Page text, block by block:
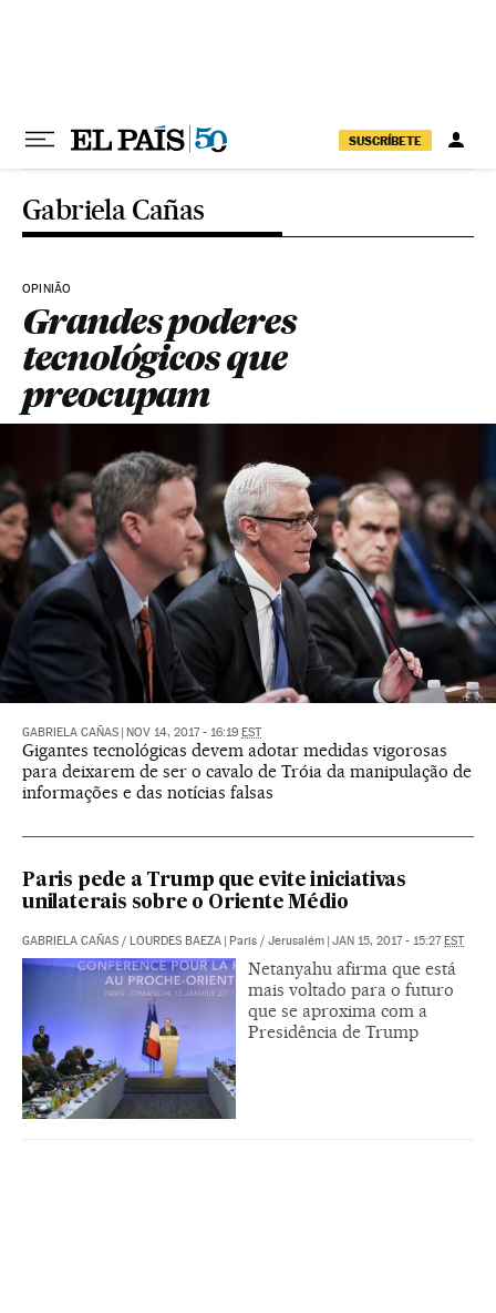
SUSCRÍBETE
Gabriela Cañas
OPINIÃO
Grandes poderes
tecnológicos que
preocupam
GABRIELA CAÑAS NOV 14, 2017 - 16:19 EST
Gigantes tecnológicas devem adotar medidas vigorosas
para deixarem de ser o cavalo de Tróia da manipulação de
informações e das notícias falsas
Paris pede a Trump que evite iniciativas
unilaterais sobre o Oriente Médio
GABRIELA CAÑAS / LOURDES BAEZA Paris / Jerusalém JAN 15, 2017 - 15:27 EST
Netanyahu afirma que está
mais voltado para o futuro
que se aproxima com a
Presidência de Trump